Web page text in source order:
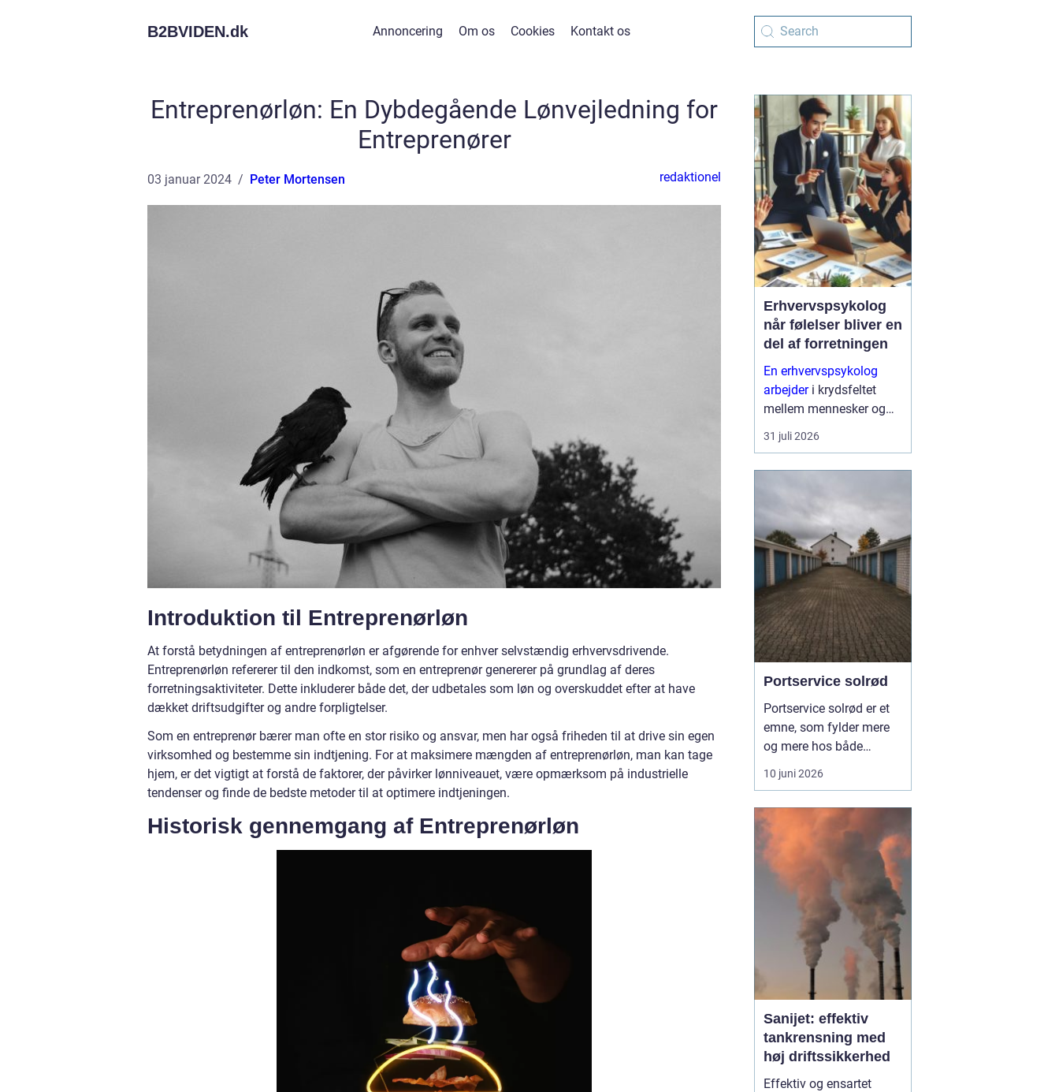
B2BVIDEN.dk Annoncering Om os Cookies Kontakt os
Entreprenørløn: En Dybdegående Lønvejledning for
Entreprenører
03 januar 2024 Peter Mortensen redaktionel
Introduktion til Entreprenørløn
At forstå betydningen af entreprenørløn er afgørende for enhver selvstændig erhvervsdrivende.
Entreprenørløn refererer til den indkomst, som en entreprenør genererer på grundlag af deres
forretningsaktiviteter. Dette inkluderer både det, der udbetales som løn og overskuddet efter at have
dækket driftsudgifter og andre forpligtelser.
Som en entreprenør bærer man ofte en stor risiko og ansvar, men har også friheden til at drive sin egen
virksomhed og bestemme sin indtjening. For at maksimere mængden af entreprenørløn, man kan tage
hjem, er det vigtigt at forstå de faktorer, der påvirker lønniveauet, være opmærksom på industrielle
tendenser og finde de bedste metoder til at optimere indtjeningen.
Historisk gennemgang af Entreprenørløn
Erhvervspsykolog
når følelser bliver en
del af forretningen
En erhvervspsykolog
arbejderi krydsfeltet
mellem mennesker og
forretning. Fokus er ikke
kun på trivsel, men også
påvirker resultater,
strategier og
forandringe...
31 juli 2026
Portservice solrød
Portservice solrød er et
emne, som fylder mere
og mere hos både
private husejere og
virksomheder, der har
komfort og
driftssikkerhed i
hverdagen. Når en port
ikke fungerer, stopper
hverdagen hurtigt op, og
både logistik,
adgangsfo...
10 juni 2026
Sanijet: effektiv
tankrensning med
høj driftssikkerhed
Effektiv og ensartet